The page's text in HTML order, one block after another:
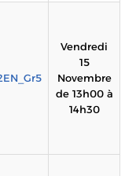
Vendredi
15
Novembre
de 13h00 à
14h30